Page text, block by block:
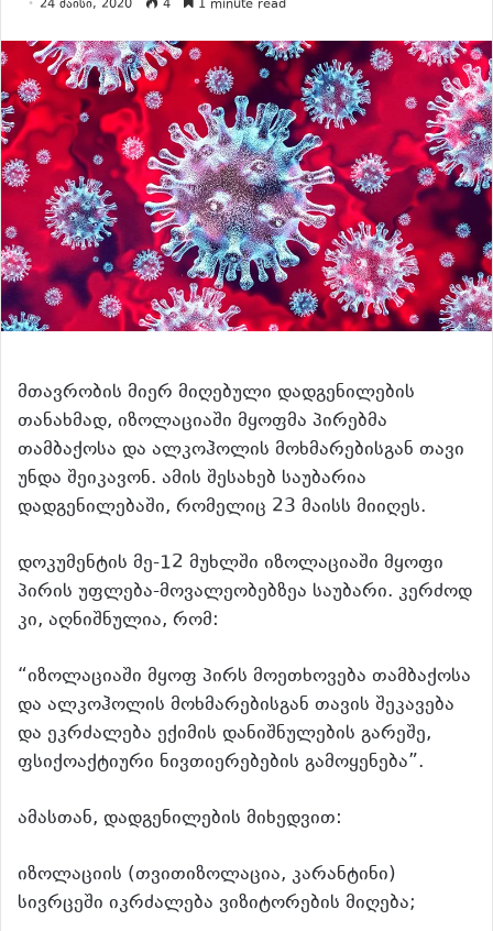
24 მაისი, 2020 4 1 minute read
მთავრობის მიერ მიღებული დადგენილების
თანახმად, იზოლაციაში მყოფმა პირებმა
თამბაქოსა და ალკოჰოლის მოხმარებისგან თავი
უნდა შეიკავონ. ამის შესახებ საუბარია
დადგენილებაში, რომელიც 23 მაისს მიიღეს.
დოკუმენტის მე-12 მუხლში იზოლაციაში მყოფი
პირის უფლება-მოვალეობებზეა საუბარი. კერძოდ
კი, აღნიშნულია, რომ:
“იზოლაციაში მყოფ პირს მოეთხოვება თამბაქოსა
და ალკოჰოლის მოხმარებისგან თავის შეკავება
და ეკრძალება ექიმის დანიშნულების გარეშე,
ფსიქოაქტიური ნივთიერებების გამოყენება”.
ამასთან, დადგენილების მიხედვით:
იზოლაციის (თვითიზოლაცია, კარანტინი)
სივრცეში იკრძალება ვიზიტორების მიღება;